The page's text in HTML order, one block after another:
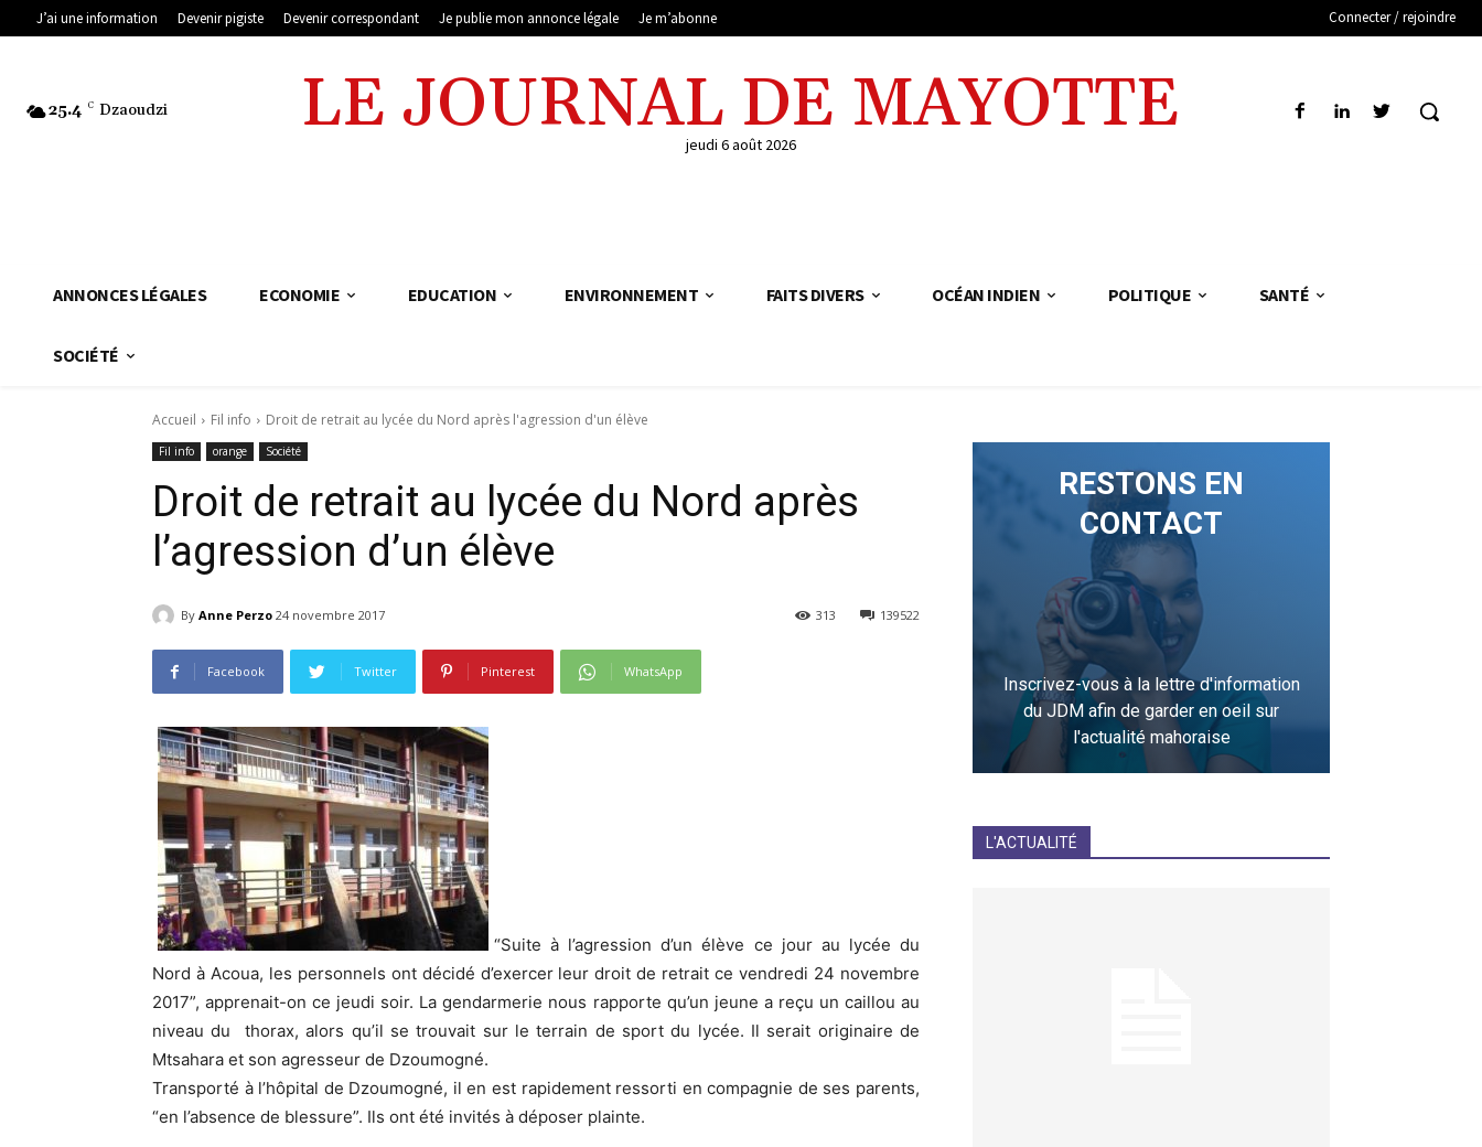
J’ai une information Devenir pigiste Devenir correspondant Je publie mon annonce légale Je m’abonne Connecter / rejoindre
25.4 C Dzaoudzi LE JOURNAL DE MAYOTTE
jeudi 6 août 2026
ANNONCES LÉGALES ECONOMIE EDUCATION ENVIRONNEMENT FAITS DIVERS OCÉAN INDIEN POLITIQUE SANTÉ
SOCIÉTÉ
Accueil Fil info Droit de retrait au lycée du Nord après l'agression d'un élève
Fil info orange Société
Droit de retrait au lycée du Nord après
l’agression d’un élève
By Anne Perzo 24 novembre 2017 139522
313
Facebook Twitter Pinterest WhatsApp
“Suite à l’agression d’un élève ce jour au lycée du
Nord à Acoua, les personnels ont décidé d’exercer leur droit de retrait ce vendredi 24 novembre
2017”, apprenait-on ce jeudi soir. La gendarmerie nous rapporte qu’un jeune a reçu un caillou au
niveau du thorax, alors qu’il se trouvait sur le terrain de sport du lycée. Il serait originaire de
Mtsahara et son agresseur de Dzoumogné.
Transporté à l’hôpital de Dzoumogné, il en est rapidement ressorti en compagnie de ses parents,
“en l’absence de blessure”. Ils ont été invités à déposer plainte.
RESTONS EN
CONTACT
Inscrivez-vous à la lettre d'information
du JDM afin de garder en oeil sur
l'actualité mahoraise
L'ACTUALITÉ